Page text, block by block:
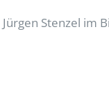
Stenzel